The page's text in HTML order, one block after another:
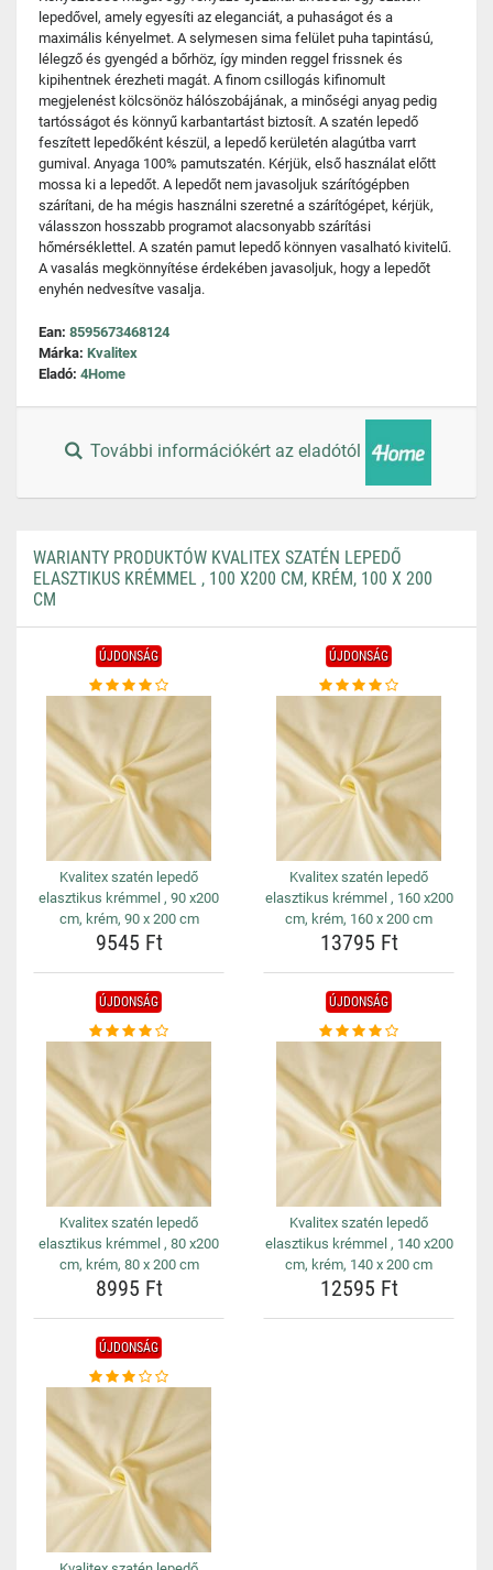
lepedővel, amely egyesíti az eleganciát, a puhaságot és a
maximális kényelmet. A selymesen sima felület puha tapintású,
lélegző és gyengéd a bőrhöz, így minden reggel frissnek és
kipihentnek érezheti magát. A finom csillogás kifinomult
megjelenést kölcsönöz hálószobájának, a minőségi anyag pedig
tartósságot és könnyű karbantartást biztosít. A szatén lepedő
feszített lepedőként készül, a lepedő kerületén alagútba varrt
gumival. Anyaga 100% pamutszatén. Kérjük, első használat előtt
mossa ki a lepedőt. A lepedőt nem javasoljuk szárítógépben
szárítani, de ha mégis használni szeretné a szárítógépet, kérjük,
válasszon hosszabb programot alacsonyabb szárítási
hőmérséklettel. A szatén pamut lepedő könnyen vasalható kivitelű.
A vasalás megkönnyítése érdekében javasoljuk, hogy a lepedőt
enyhén nedvesítve vasalja.
Ean: 8595673468124
Márka: Kvalitex
Eladó: 4Home
További információkért az eladótól
WARIANTY PRODUKTÓW KVALITEX SZATÉN LEPEDŐ
ELASZTIKUS KRÉMMEL , 100 X200 CM, KRÉM, 100 X 200
CM
ÚJDONSÁG
Kvalitex szatén lepedő
elasztikus krémmel , 90 x200
cm, krém, 90 x 200 cm
9545 Ft
ÚJDONSÁG
Kvalitex szatén lepedő
elasztikus krémmel , 160 x200
cm, krém, 160 x 200 cm
13795 Ft
ÚJDONSÁG
Kvalitex szatén lepedő
elasztikus krémmel , 80 x200
cm, krém, 80 x 200 cm
8995 Ft
ÚJDONSÁG
Kvalitex szatén lepedő
elasztikus krémmel , 140 x200
cm, krém, 140 x 200 cm
12595 Ft
ÚJDONSÁG